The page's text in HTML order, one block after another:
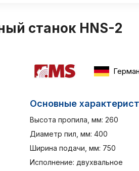
станок HNS-2
Основные
Высота пропила, мм: 260
Диаметр пил, мм: 400
Ширина подачи, мм: 750
Исполнение: двухвальное